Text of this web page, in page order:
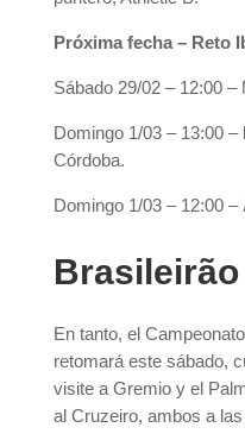
Próxima fecha – Reto
Sábado 29/02 – 12:00 –
Domingo 1/03 – 13:00 –
Córdoba.
Domingo 1/03 – 12:00 –
En tanto, el
retomará este sábado,
visite a Gremio y el
al Cruzeiro, ambos a